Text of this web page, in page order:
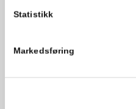
Statistikk
Markedsføring
Slik gjør du:
fennikel i tynne skiver,
biter. Del agurken på
Press saften av sitron